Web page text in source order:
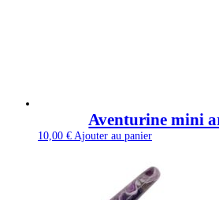
Aventurine mini
10,00 € Ajouter au panier